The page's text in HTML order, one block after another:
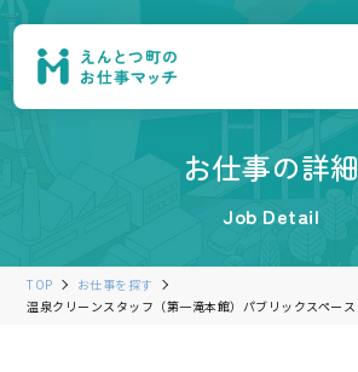
お仕事の詳細
Job Detail
TOP
お仕事を探す
温泉クリーンスタッフ（第一滝本館）パブリックスペース